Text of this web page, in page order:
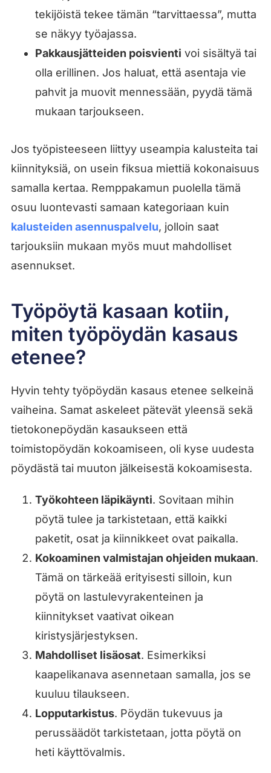
tekijöistä tekee tämän “tarvittaessa”, mutta
se näkyy työajassa.
Pakkausjätteiden poisvienti voi sisältyä tai
olla erillinen. Jos haluat, että asentaja vie
pahvit ja muovit mennessään, pyydä tämä
mukaan tarjoukseen.
Jos työpisteeseen liittyy useampia kalusteita tai
kiinnityksiä, on usein fiksua miettiä kokonaisuus
samalla kertaa. Remppakamun puolella tämä
osuu luontevasti samaan kategoriaan kuin
kalusteiden asennuspalvelu, jolloin saat
tarjouksiin mukaan myös muut mahdolliset
asennukset.
Työpöytä kasaan kotiin,
miten työpöydän kasaus
etenee?
Hyvin tehty työpöydän kasaus etenee selkeinä
vaiheina. Samat askeleet pätevät yleensä sekä
tietokonepöydän kasaukseen että
toimistopöydän kokoamiseen, oli kyse uudesta
pöydästä tai muuton jälkeisestä kokoamisesta.
Työkohteen läpikäynti. Sovitaan mihin
pöytä tulee ja tarkistetaan, että kaikki
paketit, osat ja kiinnikkeet ovat paikalla.
Kokoaminen valmistajan ohjeiden mukaan.
Tämä on tärkeää erityisesti silloin, kun
pöytä on lastulevyrakenteinen ja
kiinnitykset vaativat oikean
kiristysjärjestyksen.
Mahdolliset lisäosat. Esimerkiksi
kaapelikanava asennetaan samalla, jos se
kuuluu tilaukseen.
Lopputarkistus. Pöydän tukevuus ja
perussäädöt tarkistetaan, jotta pöytä on
heti käyttövalmis.